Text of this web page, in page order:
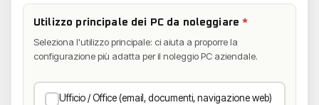
Utilizzo principale dei PC da noleggiare*
Seleziona l'utilizzo principale: ci aiuta a proporre la
configurazione più adatta per il noleggio PC aziendale.
Ufficio / Office (email, documenti, navigazione web)